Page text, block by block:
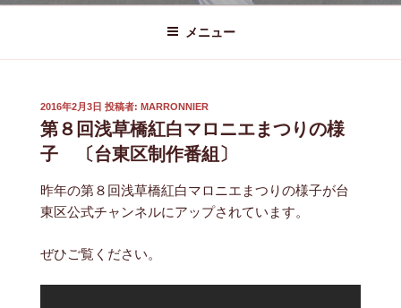
メニュー
投
稿
日:
2016年2月3日 投稿者: MARRONNIER
第８回浅草橋紅白マロニエまつりの様
子 〔台東区制作番組〕
昨年の第８回浅草橋紅白マロニエまつりの様子が台
東区公式チャンネルにアップされています。
ぜひご覧ください。